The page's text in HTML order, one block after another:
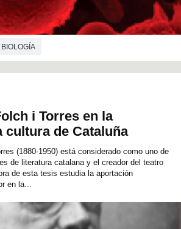
BIOLOGÍA
i Torres en la
cultura de Cataluña
(1880-1950) está considerado como uno de
de literatura catalana y el creador del teatro
de esta tesis estudia la aportación
en la...